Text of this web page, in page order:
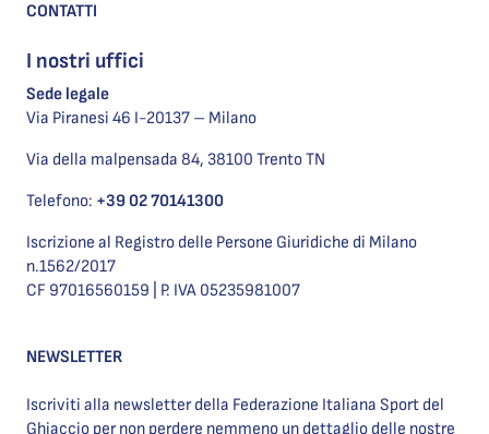
CONTATTI
I nostri uffici
Sede legale
Via Piranesi 46 I-20137 – Milano
Via della malpensada 84, 38100 Trento TN
Telefono: +39 02 70141300
Iscrizione al Registro delle Persone Giuridiche di Milano
n.1562/2017
CF 97016560159 | P. IVA 05235981007
NEWSLETTER
Iscriviti alla newsletter della Federazione Italiana Sport del
Ghiaccio per non perdere nemmeno un dettaglio delle nostre